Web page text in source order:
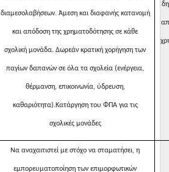
διαμεσολαβήσεων. Άμεση και διαφανής κατανομή
και απόδοση της χρηματοδότησης σε κάθε
σχολική μονάδα. Δωρεάν κρατική χορήγηση των
παγίων δαπανών σε όλα τα σχολεία (ενέργεια,
θέρμανση, επικοινωνία, ύδρευση,
καθαριότητα).Κατάργηση του ΦΠΑ για τις
σχολικές μονάδες
Να αναχαιτιστεί με στόχο να σταματήσει, η
εμπορευματοποίηση των επιμορφωτικών